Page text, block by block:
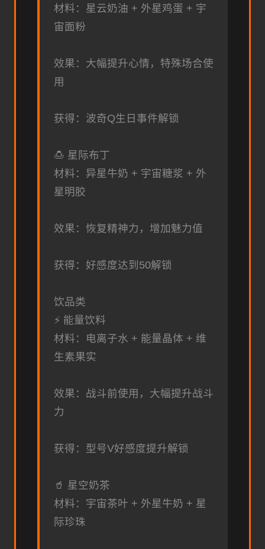
材料：星云奶油 + 外星鸡蛋 + 宇
宙面粉
效果：大幅提升心情，特殊场合使
用
获得：波奇Q生日事件解锁
🍮 星际布丁
材料：异星牛奶 + 宇宙糖浆 + 外
星明胶
效果：恢复精神力，增加魅力值
获得：好感度达到50解锁
饮品类
⚡ 能量饮料
材料：电离子水 + 能量晶体 + 维
生素果实
效果：战斗前使用，大幅提升战斗
力
获得：型号V好感度提升解锁
🥤 星空奶茶
材料：宇宙茶叶 + 外星牛奶 + 星
际珍珠